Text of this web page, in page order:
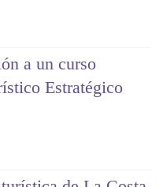
a un curso
Estratégico